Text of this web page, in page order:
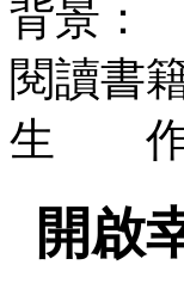
背景：
閱讀書
生 作
開啟